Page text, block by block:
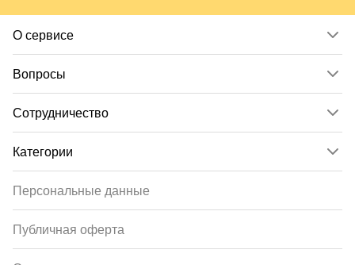
О сервисе
Вопросы
Сотрудничество
Категории
Персональные данные
Публичная оферта